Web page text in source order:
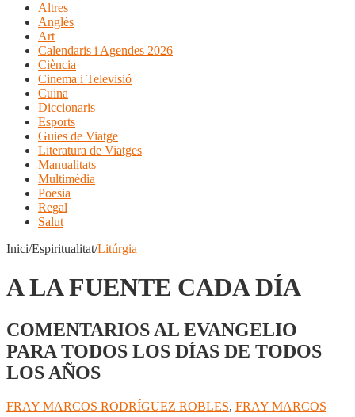
Altres
Anglès
Art
Calendaris i Agendes 2026
Ciència
Cinema i Televisió
Cuina
Diccionaris
Esports
Guies de Viatge
Literatura de Viatges
Manualitats
Multimèdia
Poesia
Regal
Salut
Inici/Espiritualitat/Litúrgia
A LA FUENTE CADA DÍA
COMENTARIOS AL EVANGELIO
PARA TODOS LOS DÍAS DE TODOS
LOS AÑOS
FRAY MARCOS RODRÍGUEZ ROBLES, FRAY MARCOS